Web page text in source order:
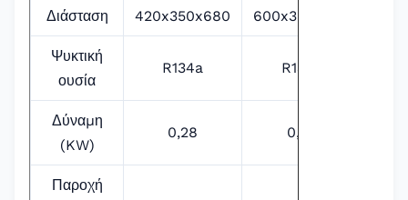
Διάσταση 420x350x680 600x350x680
Ψυκτική
ουσία
R134a R134a
Δύναμη
(KW)
0,28 0,35
Παροχή